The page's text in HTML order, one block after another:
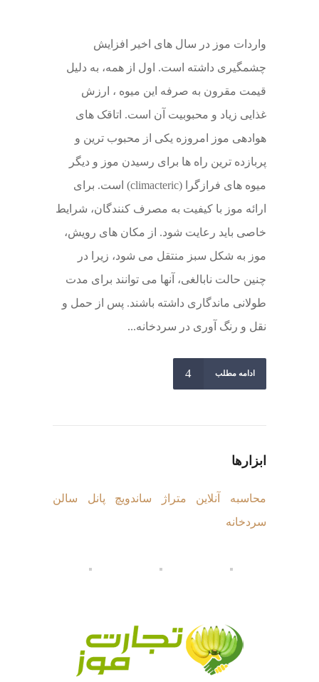
واردات موز در سال های اخیر افزایش
چشمگیری داشته است. اول از همه، به دلیل
قیمت مقرون به صرفه این میوه ، ارزش
غذایی زیاد و محبوبیت آن است. اتاقک های
هوادهی موز امروزه یکی از محبوب ترین و
پربازده ترین راه ها برای رسیدن موز و دیگر
میوه های فرازگرا (climacteric) است. برای
ارائه موز با کیفیت به مصرف کنندگان، شرایط
خاصی باید رعایت شود. از مکان های رویش،
موز به شکل سبز منتقل می شود، زیرا در
چنین حالت نابالغی، آنها می توانند برای مدت
طولانی ماندگاری داشته باشند. پس از حمل و
نقل و رنگ آوری در سردخانه...
ادامه مطلب
ابزارها
محاسبه آنلاین متراژ ساندویچ پانل سالن
سردخانه